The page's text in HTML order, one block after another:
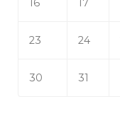
16 17
23 24
30 31